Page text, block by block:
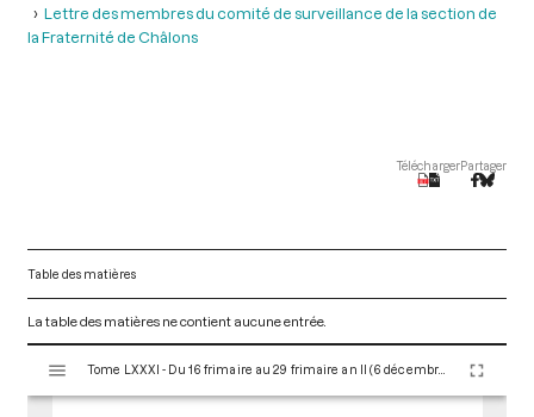
Lettre des membres du comité de surveillance de la section de
la Fraternité de Châlons
TéléchargerPartager
Table des matières
La table des matières ne contient aucune entrée.
s
Tome LXXXI - Du 16 frimaire au 29 frimaire an II (6 décembre au 19 décembre 1793)